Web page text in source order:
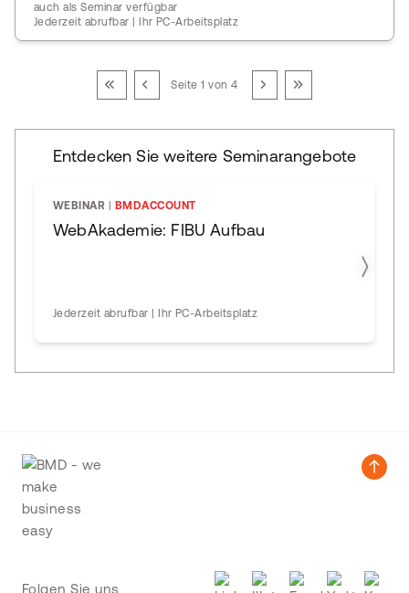
auch als Seminar verfügbar
Jederzeit abrufbar | Ihr PC-Arbeitsplatz
Seite 1 von 4
Entdecken Sie weitere Seminarangebote
WEBINAR BMDACCOUNT
WebAkademie: FIBU Aufbau
Jederzeit abrufbar | Ihr PC-Arbeitsplatz
Folgen Sie uns